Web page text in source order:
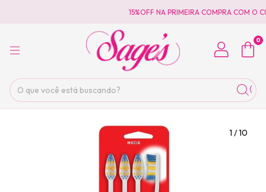
15%OFF NA PRIMEIRA COMPRA COM O
0
1 /10